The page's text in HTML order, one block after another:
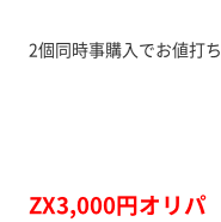
2個同時事購入でお値打
ZX3,000円オリパ